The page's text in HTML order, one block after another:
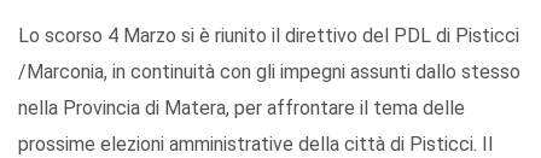
Lo scorso 4 Marzo si è riunito il direttivo del PDL di Pisticci
/Marconia, in continuità con gli impegni assunti dallo stesso
nella Provincia di Matera, per affrontare il tema delle
prossime elezioni amministrative della città di Pisticci. Il